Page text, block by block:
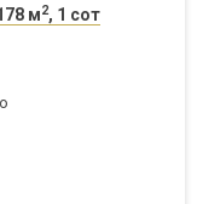
м2, 1 сот